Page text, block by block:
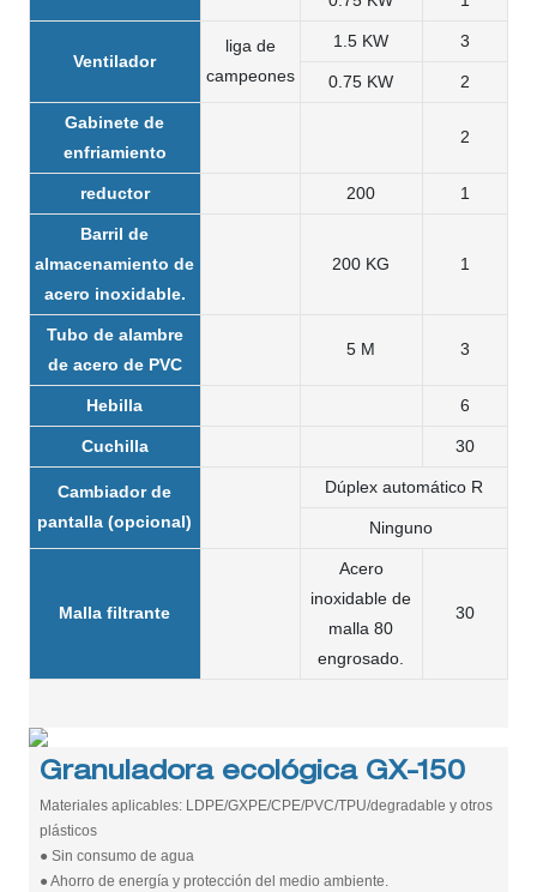
Ventilador
liga de
campeones
1.5 KW 3
0.75 KW 2
Gabinete de
enfriamiento
2
reductor 200 1
Barril de
almacenamiento de
acero inoxidable.
200 KG 1
Tubo de alambre
de acero de PVC
5 M 3
Hebilla 6
Cuchilla 30
Cambiador de
pantalla (opcional)
Dúplex automático R
Ninguno
Malla filtrante
Acero
inoxidable de
malla 80
engrosado.
30
Granuladora ecológica GX-150
Materiales aplicables: LDPE/GXPE/CPE/PVC/TPU/degradable y otros
plásticos
● Sin consumo de agua
● Ahorro de energía y protección del medio ambiente.